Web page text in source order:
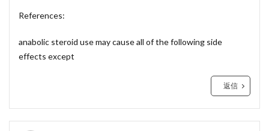
References:
anabolic steroid use may cause all of the following side
effects except
返信